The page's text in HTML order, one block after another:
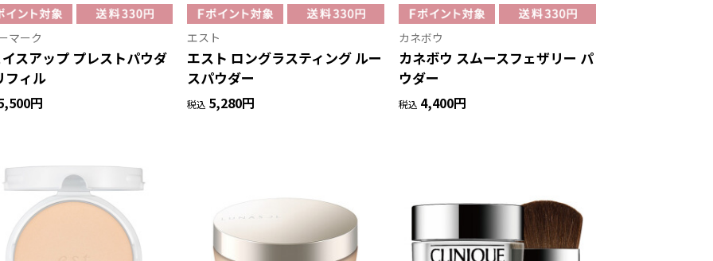
マーク
スアップ プレストパウダ
フィル
円
エスト
エスト ロングラスティング ルー
スパウダー
税込 5,280円
カネボウ
カネボウ スムースフェザリー パ
ウダー
税込 4,400円